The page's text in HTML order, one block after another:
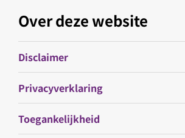
Over deze website
Disclaimer
Privacyverklaring
Toegankelijkheid